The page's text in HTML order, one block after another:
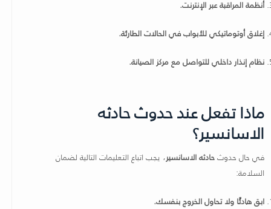
أنظمة المراقبة عبر الإنترنت.
إغلاق أوتوماتيكي للأبواب في الحالات الطارئة.
نظام إنذار داخلي للتواصل مع مركز الصيانة.
ماذا تفعل عند حدوث حادثه
الاسانسير؟
في حال حدوثحادثه الاسانسير، يجب اتباع التعليمات التالية لضمان
السلامة:
ابق هادئًا ولا تحاول الخروج بنفسك.